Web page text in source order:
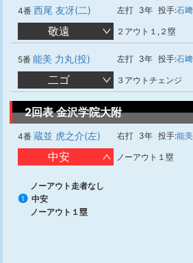
4番 西尾 友冴(二) 左打 3年 投手:石
敬遠 ２アウト１,２塁
5番 能美 力丸(投) 左打 3年 投手:石
二ゴ ３アウトチェンジ
2回表 金沢学院大附
4番 蔵並 虎之介(左) 右打 3年 投手:能
中安 ノーアウト１塁
ノーアウト走者なし
1
中安
ノーアウト１塁